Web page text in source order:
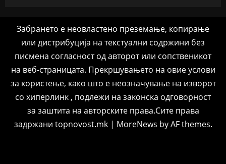
Забрането е неовластено преземање, копирање
или дистрибуција на текстуални содржини без
писмена согласност од авторот или сопственикот
на веб-страницата. Прекршувањето на овие услови
за користење, како што е неозначување на изворот
со хиперлинк , подлежи на законска одговорност
за заштита на авторските права.Сите права
задржани topnovost.mk | MoreNews by AF themes.